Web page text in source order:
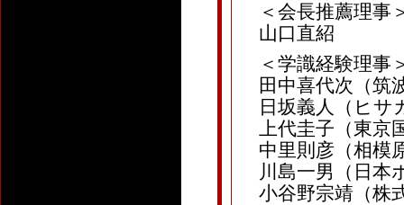
＜会長推薦理事
山口直紹
＜学識経験理事
田中喜代次（筑
日坂義人（ヒサ
上代圭子（東京
中里則彦（相模
川島一男（日本
小谷野宗靖（株